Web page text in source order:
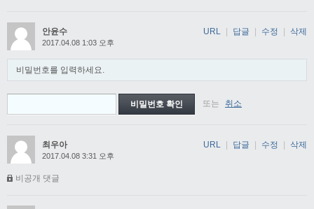
안윤수
2017.04.08 1:03 오후
비밀번호를 입력하세요.
또는 취소
URL | 답글 | 수정 | 삭제
최우아
2017.04.08 3:31 오후
비공개 댓글
URL | 답글 | 수정 | 삭제